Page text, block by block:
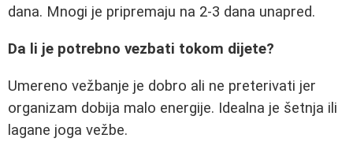
dana. Mnogi je pripremaju na 2-3 dana unapred.
Da li je potrebno vezbati tokom dijete?
Umereno vežbanje je dobro ali ne preterivati jer
organizam dobija malo energije. Idealna je šetnja ili
lagane joga vežbe.